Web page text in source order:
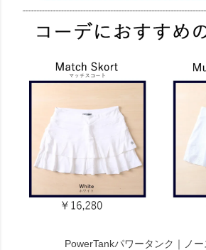
PowerTankパワータンク｜ノー